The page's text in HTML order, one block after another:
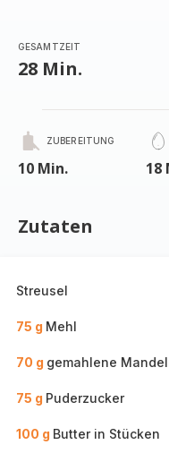
GESAMTZEIT
28 Min.
ZUBEREITUNG
10 Min. 18
Zutaten
Streusel
75 g Mehl
70 g gemahlene
75 g Puderzucker
100 g Butter in Stücken